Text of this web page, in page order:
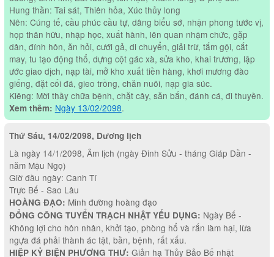
Hung thần: Tai sát, Thiên hỏa, Xúc thủy long
Nên: Cúng tế, cầu phúc cầu tự, dâng biểu sớ, nhận phong tước vị,
họp thân hữu, nhập học, xuất hành, lên quan nhậm chức, gặp
dân, đính hôn, ăn hỏi, cưới gả, di chuyển, giải trừ, tắm gội, cắt
may, tu tạo động thổ, dựng cột gác xà, sửa kho, khai trương, lập
ước giao dịch, nạp tài, mở kho xuất tiền hàng, khơi mương đào
giếng, đặt cối đá, gieo trồng, chăn nuôi, nạp gia súc.
Kiêng: Mời thầy chữa bệnh, chặt cây, săn bắn, đánh cá, đi thuyền.
Xem thêm: Ngày 13/02/2098.
Thứ Sáu, 14/02/2098, Dương lịch
Là ngày 14/1/2098, Âm lịch (ngày Đinh Sửu - tháng Giáp Dần -
năm Mậu Ngọ)
Giờ đầu ngày: Canh Tí
Trực Bế - Sao Lâu
HOÀNG ĐẠO: Minh đường hoàng đạo
ĐỔNG CÔNG TUYỂN TRẠCH NHẬT YẾU DỤNG: Ngày Bế -
Không lợi cho hôn nhân, khởi tạo, phòng hổ và rắn làm hại, lừa
ngựa đá phải thành ác tật, bần, bệnh, rất xấu.
HIỆP KỶ BIỆN PHƯƠNG THƯ: Giản hạ Thủy Bảo Bế nhật